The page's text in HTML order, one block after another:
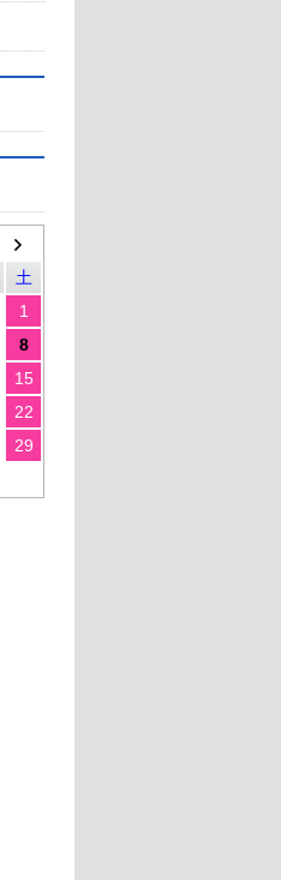
土
1
8
15
22
29